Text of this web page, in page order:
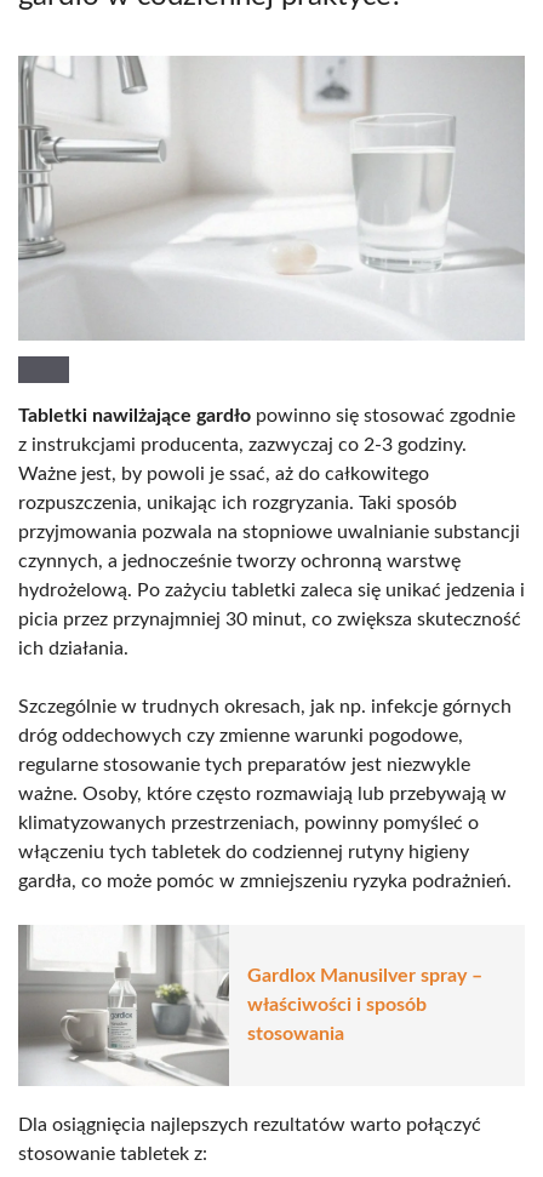
Tabletki nawilżające gardło powinno się stosować zgodnie
z instrukcjami producenta, zazwyczaj co 2-3 godziny.
Ważne jest, by powoli je ssać, aż do całkowitego
rozpuszczenia, unikając ich rozgryzania. Taki sposób
przyjmowania pozwala na stopniowe uwalnianie substancji
czynnych, a jednocześnie tworzy ochronną warstwę
hydrożelową. Po zażyciu tabletki zaleca się unikać jedzenia i
picia przez przynajmniej 30 minut, co zwiększa skuteczność
ich działania.
Szczególnie w trudnych okresach, jak np. infekcje górnych
dróg oddechowych czy zmienne warunki pogodowe,
regularne stosowanie tych preparatów jest niezwykle
ważne. Osoby, które często rozmawiają lub przebywają w
klimatyzowanych przestrzeniach, powinny pomyśleć o
włączeniu tych tabletek do codziennej rutyny higieny
gardła, co może pomóc w zmniejszeniu ryzyka podrażnień.
Gardlox Manusilver spray –
właściwości i sposób
stosowania
Dla osiągnięcia najlepszych rezultatów warto połączyć
stosowanie tabletek z: